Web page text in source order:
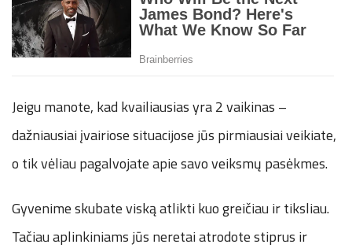
Jeigu manote, kad kvailiausias yra 2 vaikinas –
dažniausiai įvairiose situacijose jūs pirmiausiai veikiate,
o tik vėliau pagalvojate apie savo veiksmų pasėkmes.
Gyvenime skubate viską atlikti kuo greičiau ir tiksliau.
Tačiau aplinkiniams jūs neretai atrodote stiprus ir